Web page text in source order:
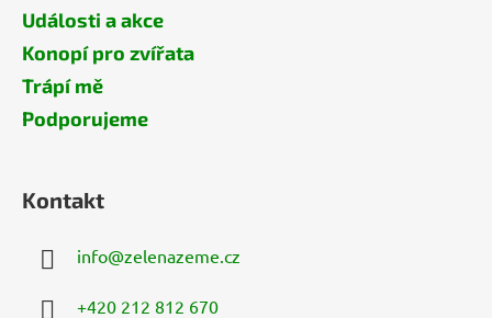
Události a akce
Konopí pro zvířata
Trápí mě
Podporujeme
Kontakt
info@zelenazeme.cz
+420 212 812 670